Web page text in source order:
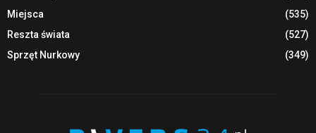
Miejsca
(535)
Reszta świata
(527)
Sprzęt Nurkowy
(349)